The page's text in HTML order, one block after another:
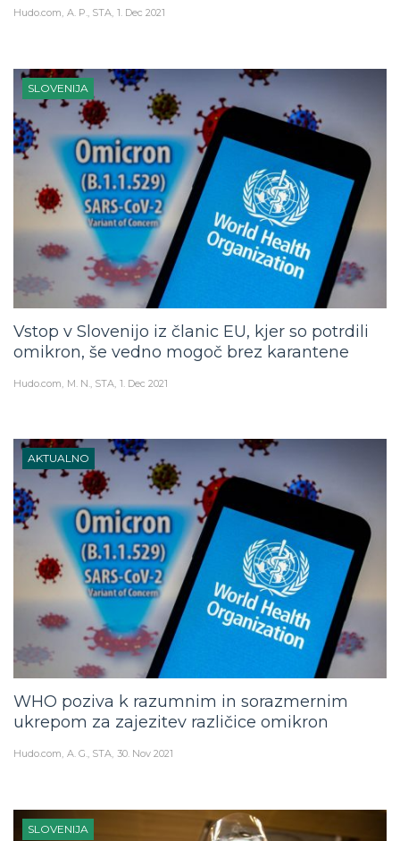
Hudo.com A. P., STA 1. Dec 2021
SLOVENIJA
Vstop v Slovenijo iz članic EU, kjer so potrdili
omikron, še vedno mogoč brez karantene
Hudo.com M. N., STA 1. Dec 2021
AKTUALNO
WHO poziva k razumnim in sorazmernim
ukrepom za zajezitev različice omikron
Hudo.com A. G., STA 30. Nov 2021
SLOVENIJA